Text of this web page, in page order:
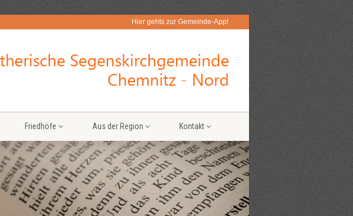
Hier gehts zur Gemeinde-App!
Friedhöfe Aus der Region Kontakt